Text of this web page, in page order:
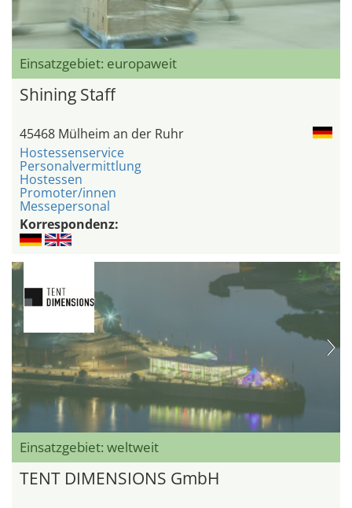
Einsatzgebiet: europaweit
Shining Staff
45468 Mülheim an der Ruhr
Hostessenservice
Personalvermittlung
Hostessen
Promoter/innen
Messepersonal
Korrespondenz:
Einsatzgebiet: weltweit
TENT DIMENSIONS GmbH